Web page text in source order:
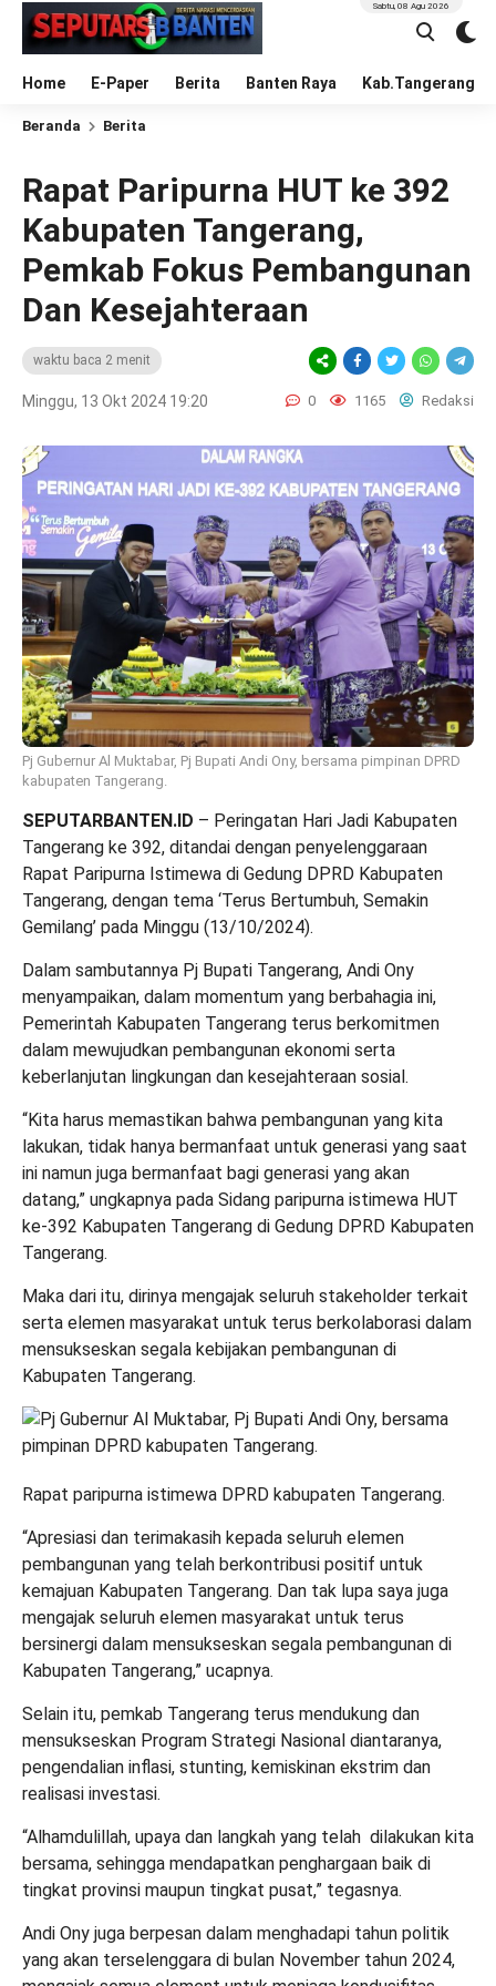
Home E-Paper Berita Banten Raya Kab.Tangerang
Sabtu, 08 Agu 2026
Beranda Berita
Rapat Paripurna HUT ke 392
Kabupaten Tangerang,
Pemkab Fokus Pembangunan
Dan Kesejahteraan
waktu baca 2 menit
Minggu, 13 Okt 2024 19:20 0 1165 Redaksi
Pj Gubernur Al Muktabar, Pj Bupati Andi Ony, bersama pimpinan DPRD
kabupaten Tangerang.
SEPUTARBANTEN.ID – Peringatan Hari Jadi Kabupaten
Tangerang ke 392, ditandai dengan penyelenggaraan
Rapat Paripurna Istimewa di Gedung DPRD Kabupaten
Tangerang, dengan tema ‘Terus Bertumbuh, Semakin
Gemilang’ pada Minggu (13/10/2024).
Dalam sambutannya Pj Bupati Tangerang, Andi Ony
menyampaikan, dalam momentum yang berbahagia ini,
Pemerintah Kabupaten Tangerang terus berkomitmen
dalam mewujudkan pembangunan ekonomi serta
keberlanjutan lingkungan dan kesejahteraan sosial.
“Kita harus memastikan bahwa pembangunan yang kita
lakukan, tidak hanya bermanfaat untuk generasi yang saat
ini namun juga bermanfaat bagi generasi yang akan
datang,” ungkapnya pada Sidang paripurna istimewa HUT
ke-392 Kabupaten Tangerang di Gedung DPRD Kabupaten
Tangerang.
Maka dari itu, dirinya mengajak seluruh stakeholder terkait
serta elemen masyarakat untuk terus berkolaborasi dalam
mensukseskan segala kebijakan pembangunan di
Kabupaten Tangerang.
Rapat paripurna istimewa DPRD kabupaten Tangerang.
“Apresiasi dan terimakasih kepada seluruh elemen
pembangunan yang telah berkontribusi positif untuk
kemajuan Kabupaten Tangerang. Dan tak lupa saya juga
mengajak seluruh elemen masyarakat untuk terus
bersinergi dalam mensukseskan segala pembangunan di
Kabupaten Tangerang,” ucapnya.
Selain itu, pemkab Tangerang terus mendukung dan
mensukseskan Program Strategi Nasional diantaranya,
pengendalian inflasi, stunting, kemiskinan ekstrim dan
realisasi investasi.
“Alhamdulillah, upaya dan langkah yang telah dilakukan kita
bersama, sehingga mendapatkan penghargaan baik di
tingkat provinsi maupun tingkat pusat,” tegasnya.
Andi Ony juga berpesan dalam menghadapi tahun politik
yang akan terselenggara di bulan November tahun 2024,